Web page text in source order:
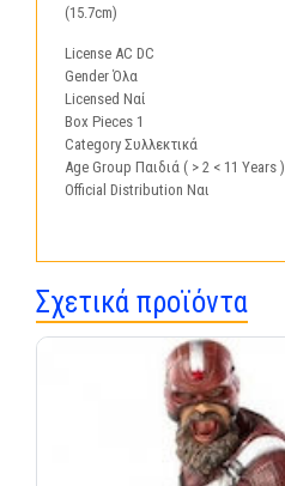
(15.7cm)
License AC DC
Gender Όλα
Licensed Ναί
Box Pieces 1
Category Συλλεκτικά
Age Group Παιδιά ( > 2 < 11 Years )
Official Distribution Ναι
Σχετικά προϊόντα